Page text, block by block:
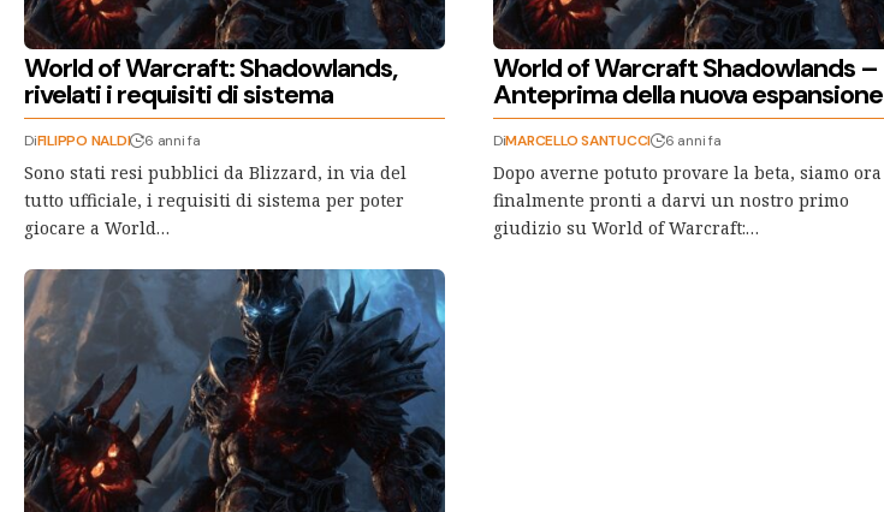
World of Warcraft: Shadowlands,
rivelati i requisiti di sistema
DiFILIPPO NALDI 6 anni fa
Sono stati resi pubblici da Blizzard, in via del
tutto ufficiale, i requisiti di sistema per poter
giocare a World…
World of Warcraft Shadowlands –
Anteprima della nuova espansione
DiMARCELLO SANTUCCI 6 anni fa
Dopo averne potuto provare la beta, siamo ora
finalmente pronti a darvi un nostro primo
giudizio su World of Warcraft:…